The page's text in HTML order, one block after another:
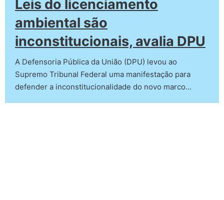
Leis do licenciamento
ambiental são
inconstitucionais, avalia DPU
A Defensoria Pública da União (DPU) levou ao
Supremo Tribunal Federal uma manifestação para
defender a inconstitucionalidade do novo marco…